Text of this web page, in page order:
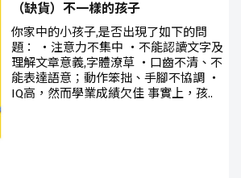
（缺貨）不一樣的孩子
你家中的小孩子,是否出現了如下的問
題： ‧注意力不集中 ‧不能認讀文字及
理解文章意義,字體潦草 ‧口齒不清、不
能表達語意；動作笨拙、手腳不協調 ‧
IQ高，然而學業成績欠佳 事實上，孩..